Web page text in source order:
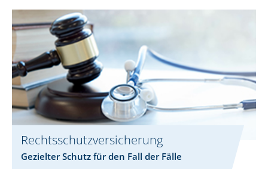
Rechtsschutzversicherung
Gezielter Schutz für den Fall der Fälle